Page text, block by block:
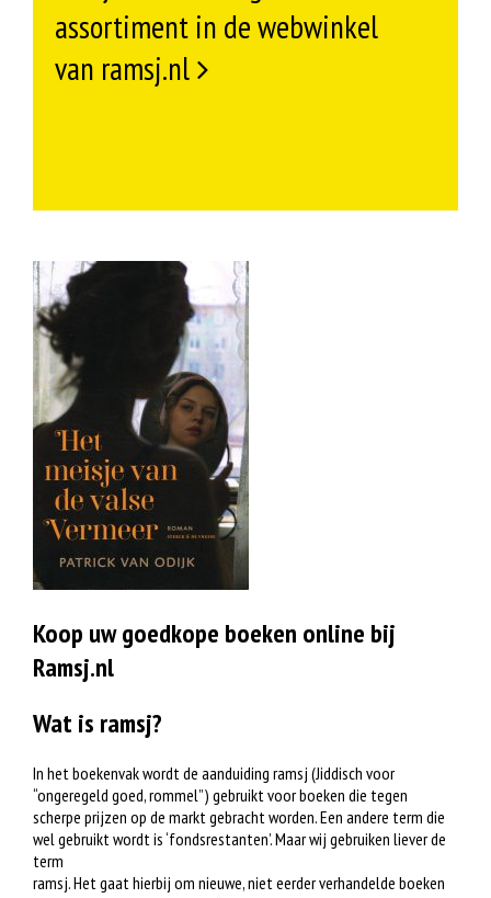
assortiment in de webwinkel
van ramsj.nl
Koop uw goedkope boeken online bij
Ramsj.nl
Wat is ramsj?
In het boekenvak wordt de aanduiding ramsj (Jiddisch voor
“ongeregeld goed, rommel”) gebruikt voor boeken die tegen
scherpe prijzen op de markt gebracht worden. Een andere term die
wel gebruikt wordt is ‘fondsrestanten’. Maar wij gebruiken liever de
term
ramsj. Het gaat hierbij om nieuwe, niet eerder verhandelde boeken